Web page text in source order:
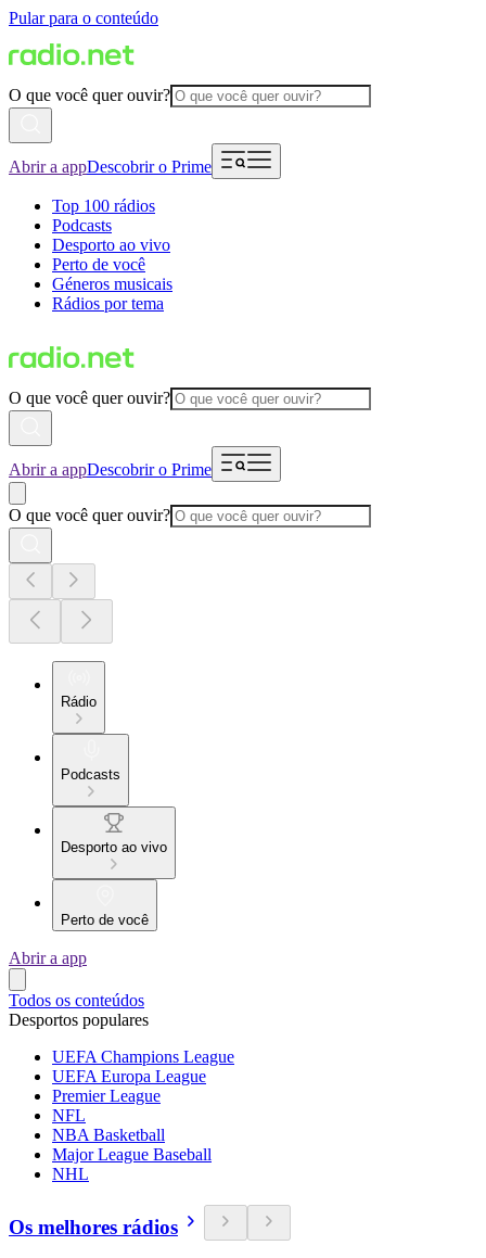
Pular para o conteúdo
O que você quer ouvir?
Abrir a appDescobrir o Prime
Top 100 rádios
Podcasts
Desporto ao vivo
Perto de você
Géneros musicais
Rádios por tema
O que você quer ouvir?
Abrir a appDescobrir o Prime
O que você quer ouvir?
Rádio
Podcasts
Desporto ao vivo
Perto de você
Abrir a app
Todos os conteúdos
Desportos populares
UEFA Champions League
UEFA Europa League
Premier League
NFL
NBA Basketball
Major League Baseball
NHL
Os melhores rádios